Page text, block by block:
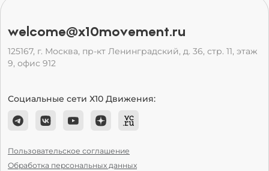
welcome@x10movement.ru
125167, г. Москва, пр-кт Ленинградский, д. 36, стр. 11, этаж
9, офис 912
Социальные сети Х10 Движения:
Пользовательское соглашение
Обработка персональных данных